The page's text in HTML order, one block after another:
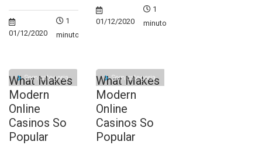
01/12/2020
1
minuto
01/12/2020
1
minuto
Sem categoria
What Makes
Modern
Online
Casinos So
Popular
Sem categoria
What Makes
Modern
Online
Casinos So
Popular